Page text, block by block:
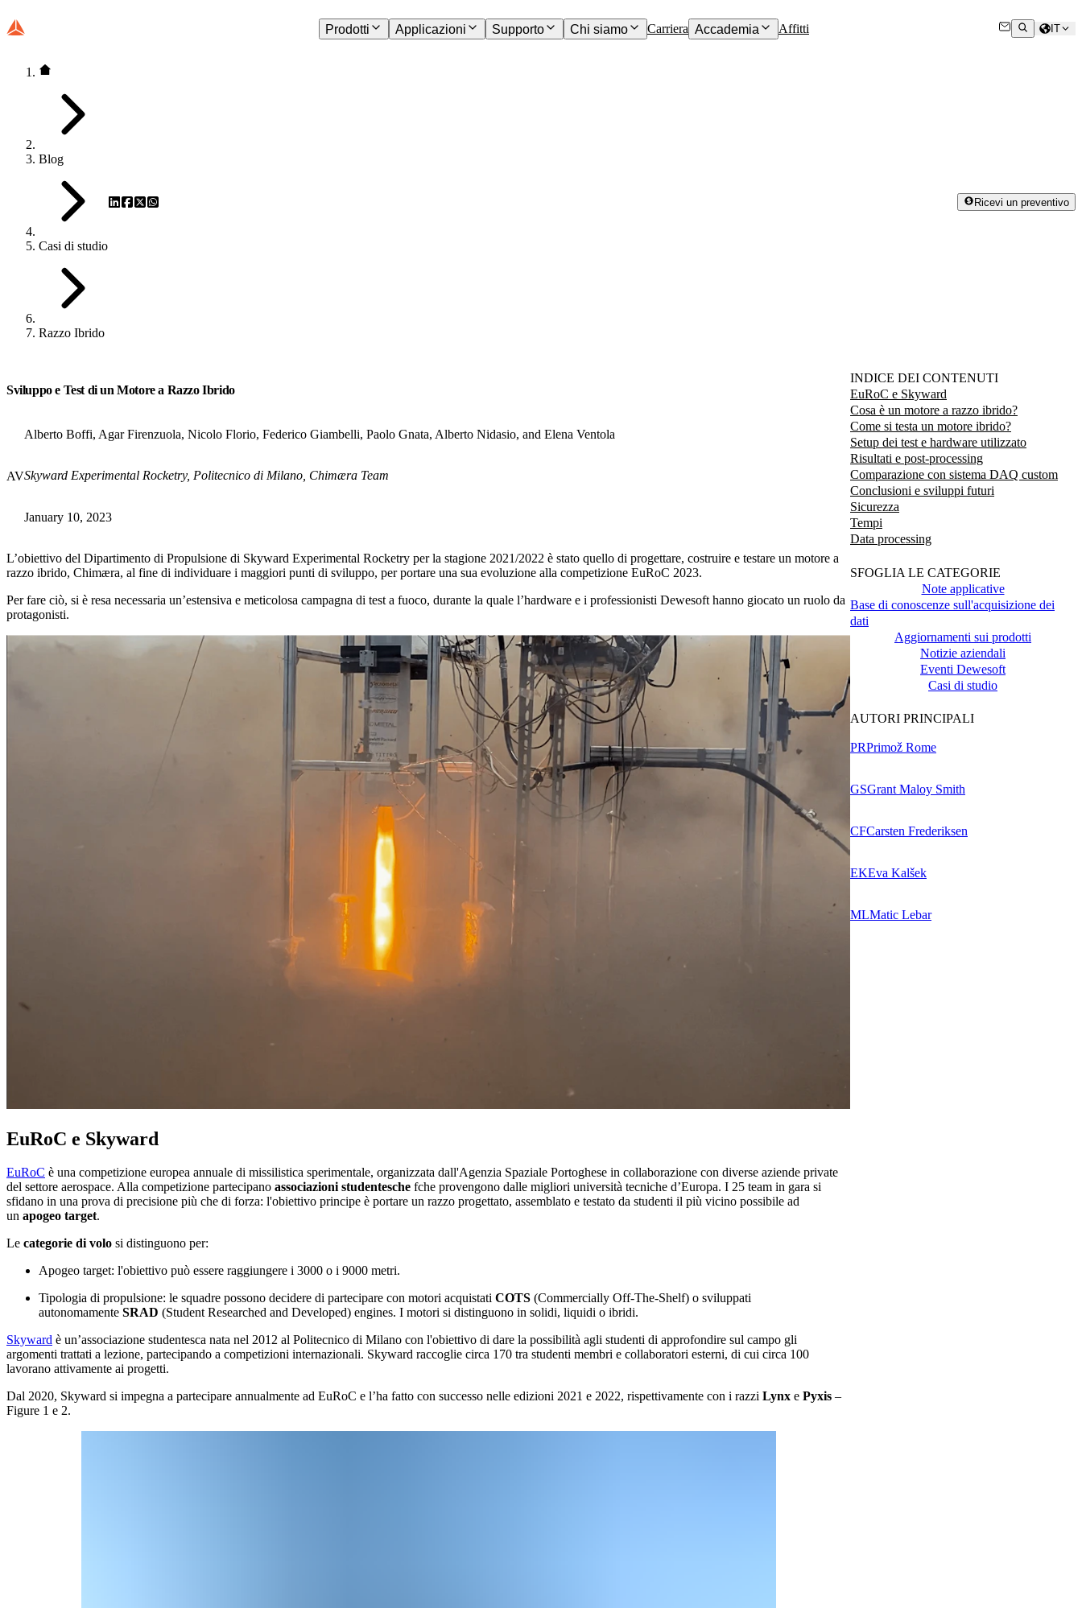
Prodotti Applicazioni Supporto Chi siamo Carriera Accademia Affitti IT
Blog
Casi di studio
Razzo Ibrido
Ricevi un preventivo
INDICE DEI CONTENUTI
EuRoC e Skyward
Cosa è un motore a razzo ibrido?
Come si testa un motore ibrido?
Setup dei test e hardware utilizzato
Risultati e post-processing
Comparazione con sistema DAQ custom
Conclusioni e sviluppi futuri
Sicurezza
Tempi
Data processing
SFOGLIA LE CATEGORIE
Note applicative
Base di conoscenze sull'acquisizione dei
dati
Aggiornamenti sui prodotti
Notizie aziendali
Eventi Dewesoft
Casi di studio
AUTORI PRINCIPALI
PRPrimož Rome
GSGrant Maloy Smith
CFCarsten Frederiksen
EKEva Kalšek
MLMatic Lebar
Sviluppo e Test di un Motore a Razzo Ibrido
AV
Alberto Boffi, Agar Firenzuola, Nicolo Florio, Federico Giambelli, Paolo Gnata, Alberto Nidasio, and Elena Ventola
Skyward Experimental Rocketry, Politecnico di Milano, Chimæra Team
January 10, 2023
L’obiettivo del Dipartimento di Propulsione di Skyward Experimental Rocketry per la stagione 2021/2022 è stato quello di progettare, costruire e testare un motore a
razzo ibrido, Chimæra, al fine di individuare i maggiori punti di sviluppo, per portare una sua evoluzione alla competizione EuRoC 2023.
Per fare ciò, si è resa necessaria un’estensiva e meticolosa campagna di test a fuoco, durante la quale l’hardware e i professionisti Dewesoft hanno giocato un ruolo da
protagonisti.
EuRoC e Skyward
EuRoC è una competizione europea annuale di missilistica sperimentale, organizzata dall'Agenzia Spaziale Portoghese in collaborazione con diverse aziende private
del settore aerospace. Alla competizione partecipano associazioni studentesche fche provengono dalle migliori università tecniche d’Europa. I 25 team in gara si
sfidano in una prova di precisione più che di forza: l'obiettivo principe è portare un razzo progettato, assemblato e testato da studenti il più vicino possibile ad
un apogeo target.
Le categorie di volo si distinguono per:
Apogeo target: l'obiettivo può essere raggiungere i 3000 o i 9000 metri.
Tipologia di propulsione: le squadre possono decidere di partecipare con motori acquistati COTS (Commercially Off-The-Shelf) o sviluppati
autonomamente SRAD (Student Researched and Developed) engines. I motori si distinguono in solidi, liquidi o ibridi.
Skyward è un’associazione studentesca nata nel 2012 al Politecnico di Milano con l'obiettivo di dare la possibilità agli studenti di approfondire sul campo gli
argomenti trattati a lezione, partecipando a competizioni internazionali. Skyward raccoglie circa 170 tra studenti membri e collaboratori esterni, di cui circa 100
lavorano attivamente ai progetti.
Dal 2020, Skyward si impegna a partecipare annualmente ad EuRoC e l’ha fatto con successo nelle edizioni 2021 e 2022, rispettivamente con i razzi Lynx e Pyxis –
Figure 1 e 2.